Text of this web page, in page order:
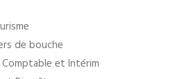
de bouche
Comptable et Intérim